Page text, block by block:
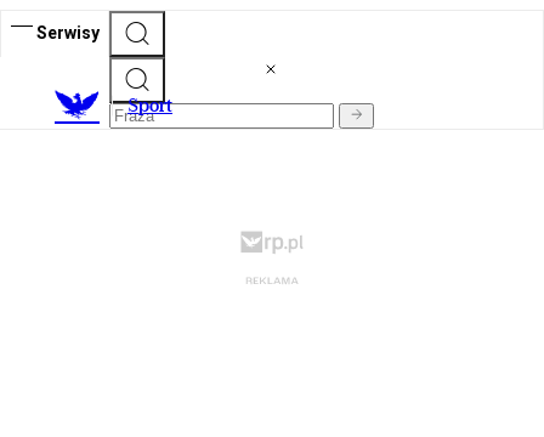
Serwisy
Sport